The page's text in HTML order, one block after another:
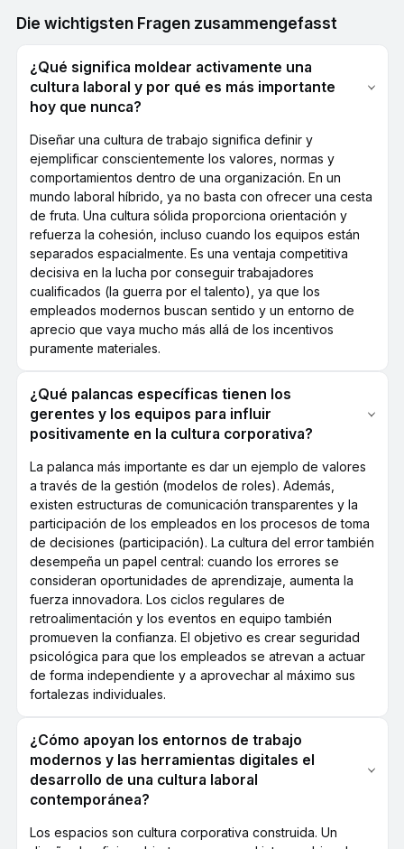
Die wichtigsten Fragen zusammengefasst
¿Qué significa moldear activamente una
cultura laboral y por qué es más importante
hoy que nunca?
Diseñar una cultura de trabajo significa definir y
ejemplificar conscientemente los valores, normas y
comportamientos dentro de una organización. En un
mundo laboral híbrido, ya no basta con ofrecer una cesta
de fruta. Una cultura sólida proporciona orientación y
refuerza la cohesión, incluso cuando los equipos están
separados espacialmente. Es una ventaja competitiva
decisiva en la lucha por conseguir trabajadores
cualificados (la guerra por el talento), ya que los
empleados modernos buscan sentido y un entorno de
aprecio que vaya mucho más allá de los incentivos
puramente materiales.
¿Qué palancas específicas tienen los
gerentes y los equipos para influir
positivamente en la cultura corporativa?
La palanca más importante es dar un ejemplo de valores
a través de la gestión (modelos de roles). Además,
existen estructuras de comunicación transparentes y la
participación de los empleados en los procesos de toma
de decisiones (participación). La cultura del error también
desempeña un papel central: cuando los errores se
consideran oportunidades de aprendizaje, aumenta la
fuerza innovadora. Los ciclos regulares de
retroalimentación y los eventos en equipo también
promueven la confianza. El objetivo es crear seguridad
psicológica para que los empleados se atrevan a actuar
de forma independiente y a aprovechar al máximo sus
fortalezas individuales.
¿Cómo apoyan los entornos de trabajo
modernos y las herramientas digitales el
desarrollo de una cultura laboral
contemporánea?
Los espacios son cultura corporativa construida. Un